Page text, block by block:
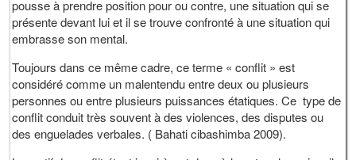
pousse à prendre position pour ou contre, une situation qui se
présente devant lui et il se trouve confronté à une situation qui
embrasse son mental.
Toujours dans ce même cadre, ce terme « conflit » est
considéré comme un malentendu entre deux ou plusieurs
personnes ou entre plusieurs puissances étatiques. Ce type de
conflit conduit très souvent à des violences, des disputes ou
des enguelades verbales. ( Bahati cibashimba 2009).